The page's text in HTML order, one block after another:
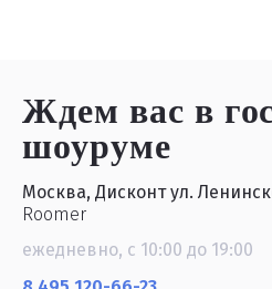
Ждем вас в
шоуруме
Москва, Дисконт ул.
Roomer
ежедневно, с 10:00 до 19:00